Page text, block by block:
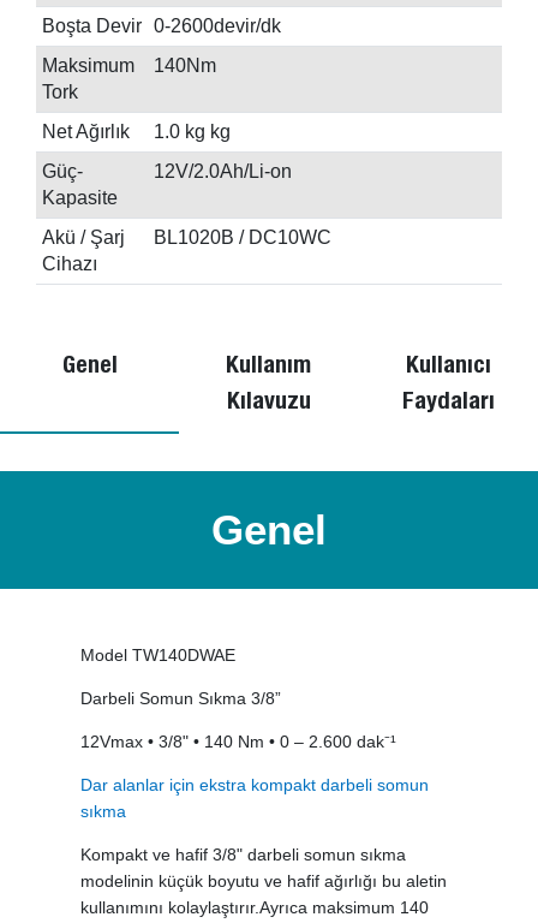
Boşta Devir 0-2600devir/dk
Maksimum
Tork
140Nm
Net Ağırlık
1.0 kg kg
Güç-
Kapasite
12V/2.0Ah/Li-on
Akü / Şarj
Cihazı
BL1020B / DC10WC
Genel
Kullanım
Kılavuzu
Kullanıcı
Faydaları
Genel
Model TW140DWAE
Darbeli Somun Sıkma 3/8”
12Vmax • 3/8" • 140 Nm • 0 – 2.600 dak⁻¹
Dar alanlar için ekstra kompakt darbeli somun
sıkma
Kompakt ve hafif 3/8" darbeli somun sıkma
modelinin küçük boyutu ve hafif ağırlığı bu aletin
kullanımını kolaylaştırır.Ayrıca maksimum 140